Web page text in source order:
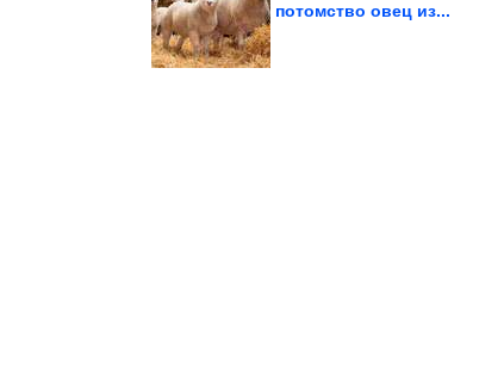
Главное о последствиях
урагана в Москве,
потомство овец из...